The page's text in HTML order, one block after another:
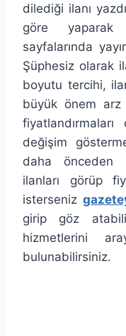
dilediği ilanı
göre yaparak
sayfalarında
Şüphesiz olarak
boyutu tercihi,
büyük önem
değişim
daha önceden
ilanları görüp
isterseniz
girip göz
hizmetlerini
bulunabilirsiniz.